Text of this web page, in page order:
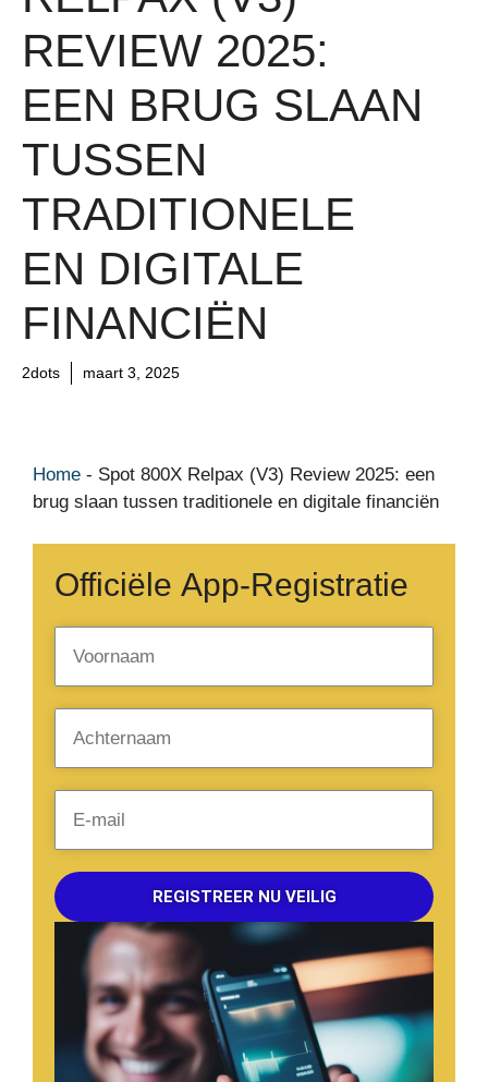
REVIEW 2025:
EEN BRUG SLAAN
TUSSEN
TRADITIONELE
EN DIGITALE
FINANCIËN
2dots maart 3, 2025
Home - Spot 800X Relpax (V3) Review 2025: een
brug slaan tussen traditionele en digitale financiën
Officiële App-Registratie
REGISTREER NU VEILIG